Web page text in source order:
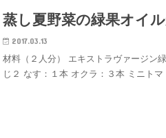
蒸し夏野菜の緑果オイ
2017.03.13
材料（２人分） エキストラヴァージン
じ２ なす：１本 オクラ：３本 ミニトマ